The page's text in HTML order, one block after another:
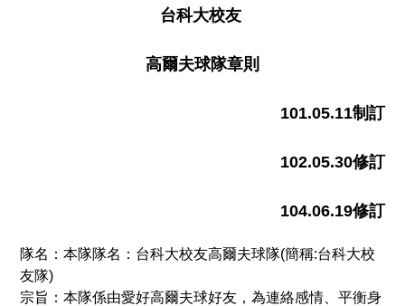
台科大校友
高爾夫球隊章則
101.05.11制訂
102.05.30修訂
104.06.19修訂
隊名：本隊隊名：台科大校友高爾夫球隊(簡稱:台科大校
友隊)
宗旨：本隊係由愛好高爾夫球好友，為連絡感情、平衡身